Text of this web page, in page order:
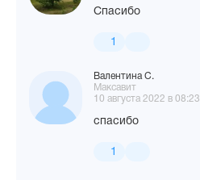
Спасибо
1
Валентина С.
Максавит
10 августа 2022 в 08:23
спасибо
1